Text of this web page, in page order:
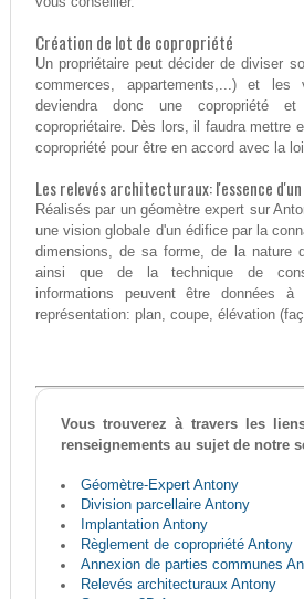
Création de lot de copropriété
Un propriétaire peut décider de diviser
commerces, appartements,...) et les
deviendra donc une copropriété
copropriétaire. Dès lors, il faudra mettre
copropriété pour être en accord avec la
Les relevés architecturaux: l'essence
Réalisés par un géomètre expert sur
une vision globale d'un édifice par la
dimensions, de sa forme, de la nature
ainsi que de la technique de
informations peuvent être données
représentation: plan, coupe, élévation
Vous trouverez à travers les
renseignements au sujet de notre
Géomètre-Expert Antony
Division parcellaire Antony
Implantation Antony
Règlement de copropriété Antony
Annexion de parties communes
Relevés architecturaux Antony